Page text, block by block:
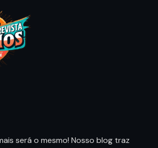
será o mesmo! Nosso blog traz